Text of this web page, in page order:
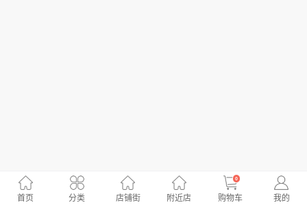
首页 分类 店铺街 附近店
0
购物车 我的